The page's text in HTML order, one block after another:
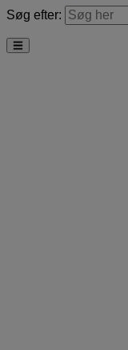
Søg efter: